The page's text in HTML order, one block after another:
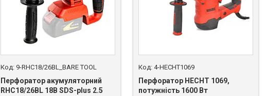
9-RHC18/26BL_BARE TOOL
Перфоратор акумуляторний
RHC18/26BL 18В SDS-plus 2.5
4-HECHT1069
Перфоратор HECHT 1069,
потужність 1600 Вт